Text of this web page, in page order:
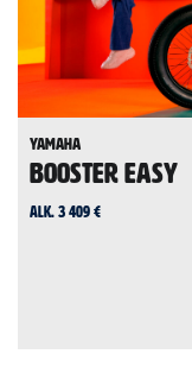
Yamaha
BOOSTER Easy
alk. 3 409 €